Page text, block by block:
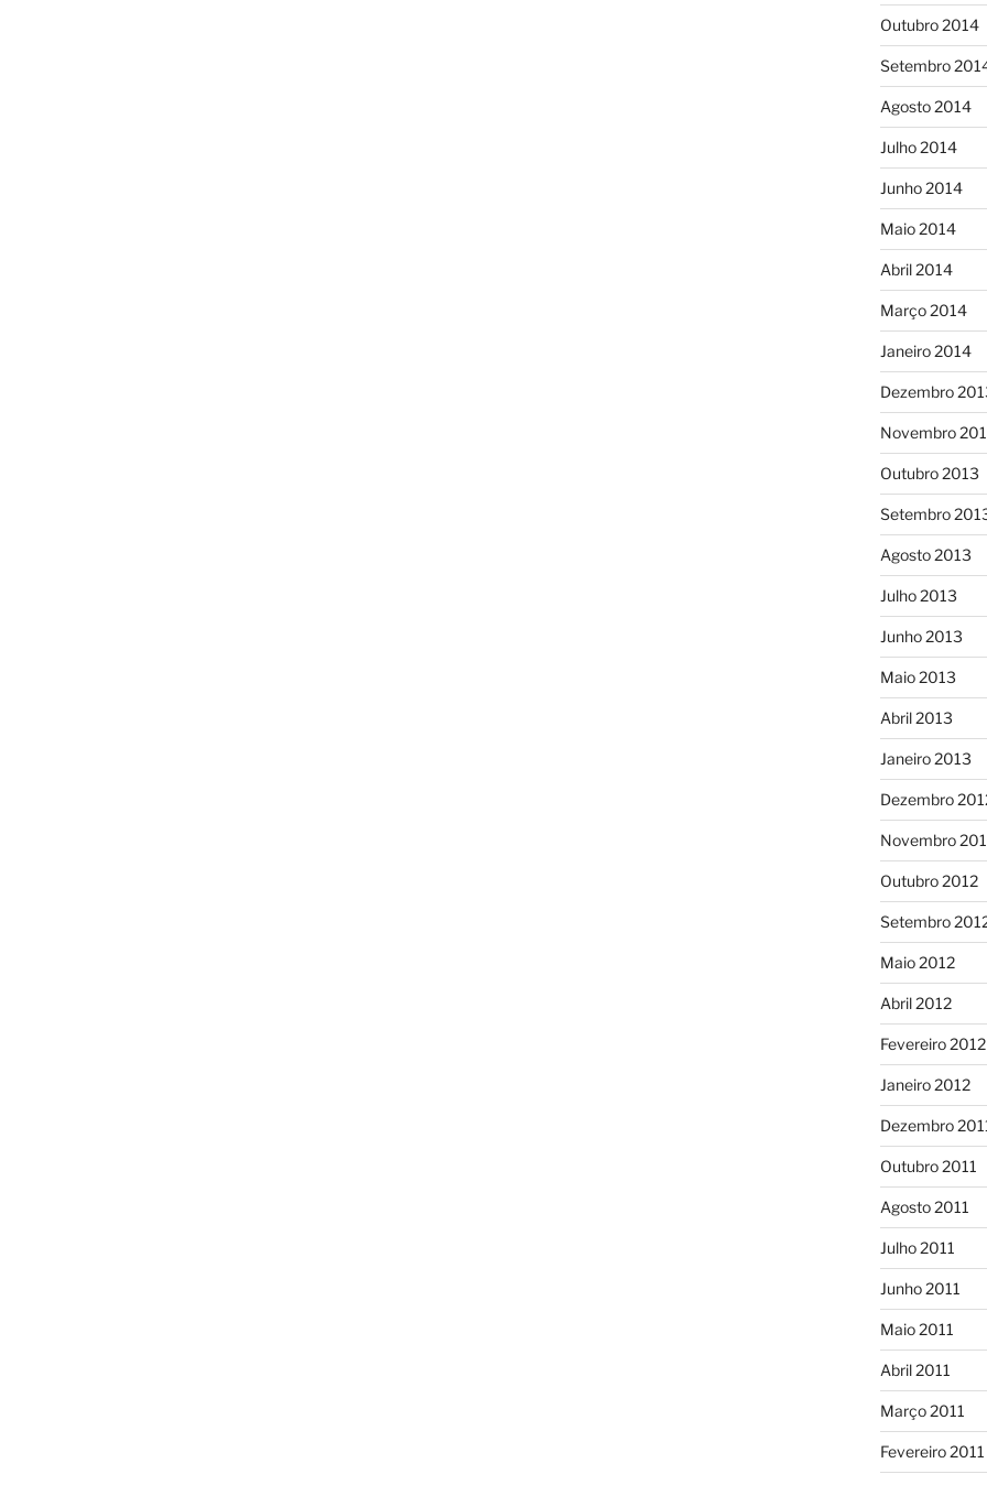
Outubro 2014
Setembro
Agosto 2014
Julho 2014
Junho 2014
Maio 2014
Abril 2014
Março 2014
Janeiro 2014
Dezembro
Novembro
Outubro 2013
Setembro
Agosto 2013
Julho 2013
Junho 2013
Maio 2013
Abril 2013
Janeiro 2013
Dezembro
Novembro
Outubro 2012
Setembro
Maio 2012
Abril 2012
Fevereiro 2012
Janeiro 2012
Dezembro
Outubro 2011
Agosto 2011
Julho 2011
Junho 2011
Maio 2011
Abril 2011
Março 2011
Fevereiro 2011